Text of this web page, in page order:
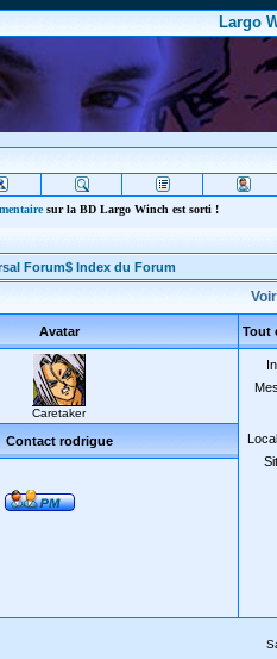
Largo
sur la BD Largo Winch est sorti !
Forum$ Index du Forum
Avatar Tout
Caretaker
Contact rodrigue